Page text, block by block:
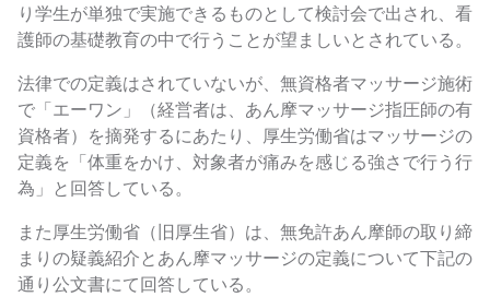
り学生が単独で実施できるものとして検討会で出され、看
護師の基礎教育の中で行うことが望ましいとされている。
法律での定義はされていないが、無資格者マッサージ施術
で「エーワン」（経営者は、あん摩マッサージ指圧師の有
資格者）を摘発するにあたり、厚生労働省はマッサージの
定義を「体重をかけ、対象者が痛みを感じる強さで行う行
為」と回答している。
また厚生労働省（旧厚生省）は、無免許あん摩師の取り締
まりの疑義紹介とあん摩マッサージの定義について下記の
通り公文書にて回答している。